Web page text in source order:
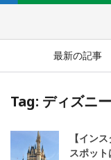
最新の記事
Tag: ディズニ
【イン
スポット